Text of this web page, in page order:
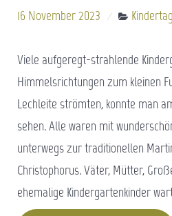
16 November 2023
Viele aufgeregt-strahlende
Himmelsrichtungen zum kleinen
Lechleite strömten, konnte man
sehen. Alle waren mit
unterwegs zur traditionellen
Christophorus. Väter, Mütter,
ehemalige Kindergartenkinder